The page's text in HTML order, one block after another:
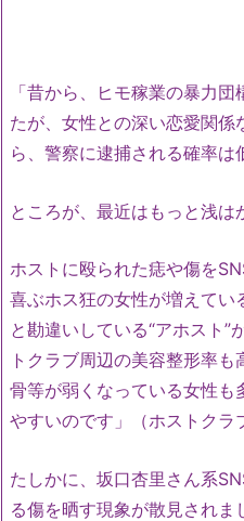
「昔から、ヒモ稼業の暴力
たが、女性との深い恋愛関
ら、警察に逮捕される確率は
ところが、最近はもっと浅は
ホストに殴られた痣や傷を
喜ぶホス狂の女性が増えて
と勘違いしている“アホスト”
トクラブ周辺の美容整形率
骨等が弱くなっている女性も
やすいのです」（ホストクラ
たしかに、坂口杏里さん系
る傷を晒す現象が散見されま